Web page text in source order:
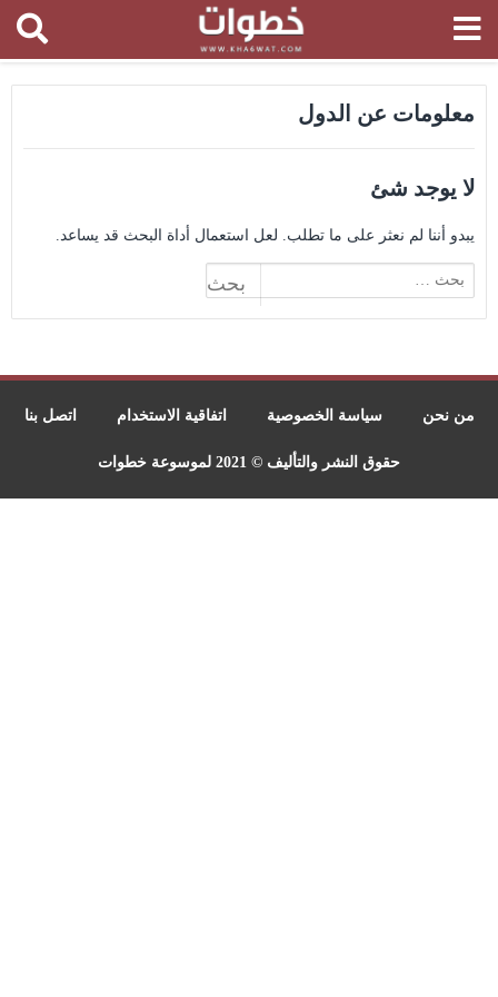
معلومات عن الدول
لا يوجد شئ
يبدو أننا لم نعثر على ما تطلب. لعل استعمال أداة البحث قد يساعد.
عن:
من نحن سياسة الخصوصية اتفاقية الاستخدام اتصل بنا
حقوق النشر والتأليف © 2021 لموسوعة خطوات